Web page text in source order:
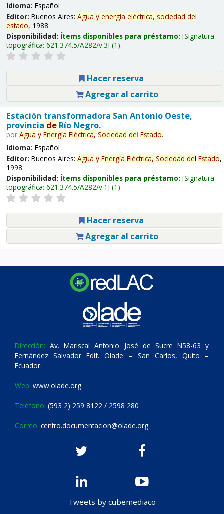
Idioma: Español
Editor: Buenos Aires: Agua y energía eléctrica, sociedad del
estado, 1988
Disponibilidad: Ítems disponibles para préstamo: Signatura
topográfica: 621.374.5/A282/v.3 (1).
Hacer reserva
Agregar al carrito
Estación transformadora San Antonio Oeste,
provincia deRío Negro.
por Agua y Energía Eléctrica, Sociedad del Estado.
Idioma: Español
Editor: Buenos Aires: Agua y Energía Eléctrica, Sociedad del Estado,
1998
Disponibilidad: Ítems disponibles para préstamo: Signatura
topográfica: 621.374.5/A282/v.1 (1).
Hacer reserva
Agregar al carrito
Dirección: Av. Mariscal Antonio José de Sucre N58-63 y
Fernández Salvador Edif. Olade – San Carlos, Quito –
Ecuador.
Web: www.olade.org
Teléfono: (593 2) 259 8122 / 2598 280
Correo: centro.documentacion@olade.org
Tweets by cubemediaco